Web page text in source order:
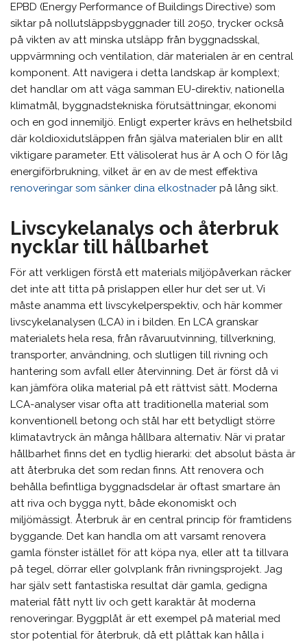
EPBD (Energy Performance of Buildings Directive) som
siktar på nollutsläppsbyggnader till 2050, trycker också
på vikten av att minska utsläpp från byggnadsskal,
uppvärmning och ventilation, där materialen är en central
komponent. Att navigera i detta landskap är komplext;
det handlar om att väga samman EU-direktiv, nationella
klimatmål, byggnadstekniska förutsättningar, ekonomi
och en god innemiljö. Enligt experter krävs en helhetsbild
där koldioxidutsläppen från själva materialen blir en allt
viktigare parameter. Ett välisolerat hus är A och O för låg
energiförbrukning, vilket är en av de mest effektiva
renoveringar som sänker dina elkostnader på lång sikt.
Livscykelanalys och återbruk
nycklar till hållbarhet
För att verkligen förstå ett materials miljöpåverkan räcker
det inte att titta på prislappen eller hur det ser ut. Vi
måste anamma ett livscykelperspektiv, och här kommer
livscykelanalysen (LCA) in i bilden. En LCA granskar
materialets hela resa, från råvaruutvinning, tillverkning,
transporter, användning, och slutligen till rivning och
hantering som avfall eller återvinning. Det är först då vi
kan jämföra olika material på ett rättvist sätt. Moderna
LCA-analyser visar ofta att traditionella material som
konventionell betong och stål har ett betydligt större
klimatavtryck än många hållbara alternativ. När vi pratar
hållbarhet finns det en tydlig hierarki: det absolut bästa är
att återbruka det som redan finns. Att renovera och
behålla befintliga byggnadsdelar är oftast smartare än
att riva och bygga nytt, både ekonomiskt och
miljömässigt. Återbruk är en central princip för framtidens
byggande. Det kan handla om att varsamt renovera
gamla fönster istället för att köpa nya, eller att ta tillvara
på tegel, dörrar eller golvplank från rivningsprojekt. Jag
har själv sett fantastiska resultat där gamla, gedigna
material fått nytt liv och gett karaktär åt moderna
renoveringar. Byggplåt är ett exempel på material med
stor potential för återbruk, då ett plåttak kan hålla i